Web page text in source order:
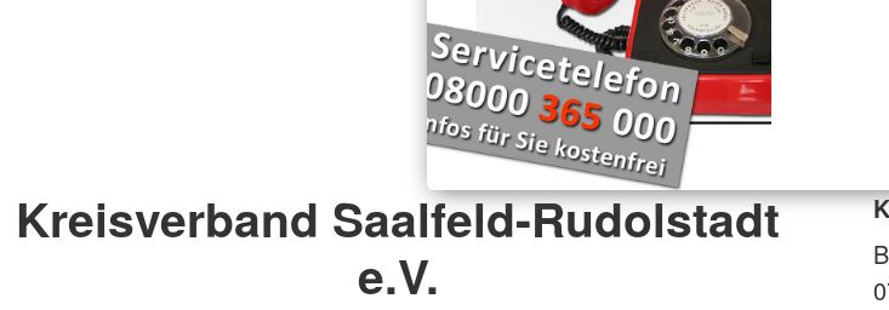
Kreisverband Saalfeld-Rudolstadt
e.V.